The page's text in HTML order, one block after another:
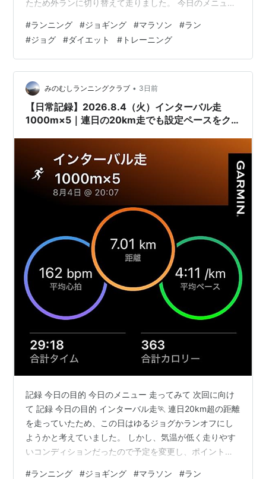
たため外ランに切り替えて走りました。 今日のメニュー
宅周辺 走ってみて この日は外勤と在宅勤務を組み合わせ
た一日だったため、身体を休めながら仕事をすることが
できました。 終業後すぐに走り始めましたが、前日のポ
イント練習の疲労が思った以上に残っており、ペースを
上げるのは難しい状態。無理はせず、疲労を抜くことを
優先してEペー…
#ランニング #ジョギング #マラソン #ラン
#ジョグ #ダイエット # トレーニング
みのむしランニングクラブ • 3日前
【日常記録】2026.8.4（火）インターバル走
1000m×5｜連日の20km走でも設定ペースをク
記録 今日の目的 今日のメニュー 走ってみて 次回に向け
て 記録 今日の目的 インターバル走🏃 連日20km超の距離
を走っていたため、この日はゆるジョグかランオフにし
ようかと考えていました。 しかし、気温が低く走りやす
いコンディションだったので予定を変更し、ポイント練
#ランニング #ジョギング #マラソン #ラン